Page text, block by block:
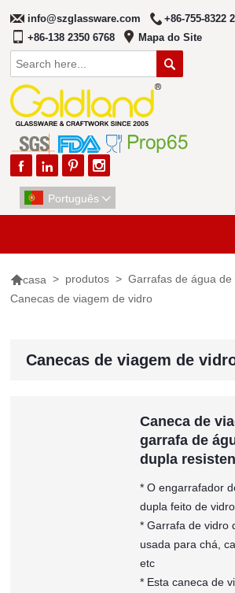
info@szglassware.com
+86-755-8322
+86-138 2350 6768
Mapa do Site

   
Português 
casa > produtos > Garrafas de água de
Canecas de viagem de vidro
Canecas de viagem de
Caneca de
garrafa de
dupla
* O engarrafador
dupla feito de
* Garrafa de vidro
usada para chá,
etc
* Esta caneca de